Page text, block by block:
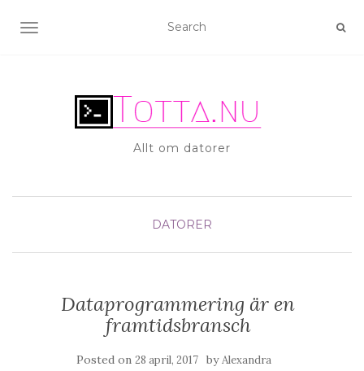
TOGGLE NAVIGATION
Allt om datorer
DATORER
Dataprogrammering är en
framtidsbransch
Posted on 28 april, 2017 byAlexandra